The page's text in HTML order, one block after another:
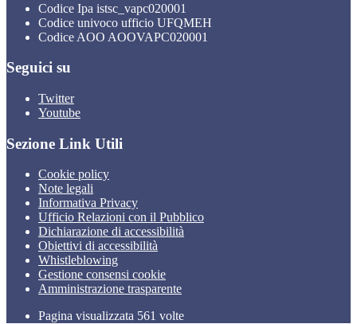
Codice Ipa istsc_vapc020001
Codice univoco ufficio UFQMEH
Codice AOO AOOVAPC020001
Seguici su
Twitter
Youtube
Sezione Link Utili
Cookie policy
Note legali
Informativa Privacy
Ufficio Relazioni con il Pubblico
Dichiarazione di accessibilità
Obiettivi di accessibilità
Whistleblowing
Gestione consensi cookie
Amministrazione trasparente
Pagina visualizzata 561 volte